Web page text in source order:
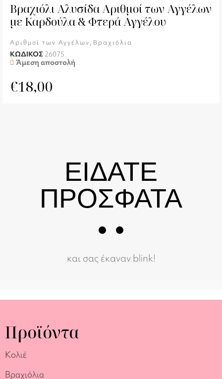
Βραχιόλι Αλυσίδα Αριθμοί των Αγγέλων
με Καρδούλα & Φτερά Αγγέλου
Αριθμοί των Αγγέλων, Βραχιόλια
ΚΩΔΙΚΟΣ 26075
Άμεση αποστολή
€18,00
ΕΙΔΑΤΕ
ΠΡΟΣΦΑΤΑ
και σας έκαναν blink!
Προϊόντα
Κολιέ
Βραχιόλια